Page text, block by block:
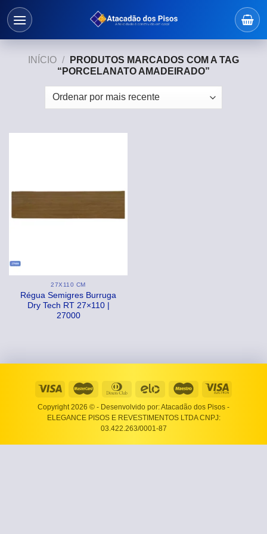
Skip
INÍCIO /
PRODUTOS MARCADOS COM A TAG
“PORCELANATO AMADEIRADO”
27X110 CM
Régua Semigres Burruga
Dry Tech RT 27×110 |
27000
Copyright 2026 © - Desenvolvido por: Atacadão dos Pisos -
ELEGANCE PISOS E REVESTIMENTOS LTDA CNPJ:
03.422.263/0001-87